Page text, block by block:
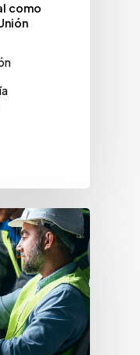
como